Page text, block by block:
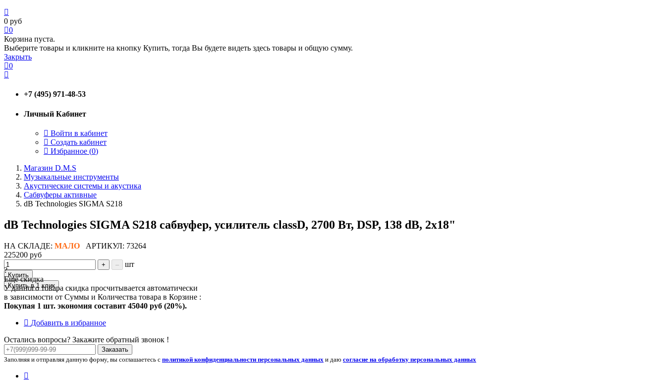
0 руб
0
Корзина пуста.
Выберите товары и кликните на кнопку Купить, тогда Вы будете видеть здесь товары и общую сумму.
Закрыть
0
+7 (495) 971-48-53
Личный Кабинет
Войти в кабинет
Создать кабинет
Избранное (0)
Магазин D.M.S
Музыкальные инструменты
Акустические системы и акустика
Сабвуферы активные
dB Technologies SIGMA S218
dB Technologies SIGMA S218 сабвуфер, усилитель classD, 2700 Вт, DSP, 138 dB, 2x18"
НА СКЛАДЕ: МАЛО АРТИКУЛ: 73264
225200 руб
+ – шт
Купить
Купить в 1 клик
?
Ещё скидка
У данного товара скидка просчитывается автоматически
в зависимости от Суммы и Количества товара в Корзине :
Покупая 1 шт. экономия составит 45040 руб (20%).
Добавить в избранное
Остались вопросы? Закажите обратный звонок !
Заказать
Заполняя и отправляя данную форму, вы соглашаетесь с политикой конфиденциальности персональных данных и даю согласие на обработку персональных данных